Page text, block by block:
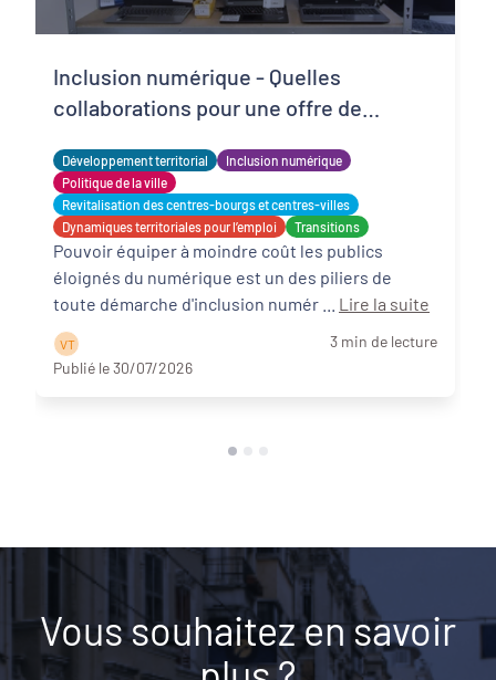
Développement territorial
Inclusion numérique
Politique de la ville
Revitalisation des centres-bourgs et centres-villes
Dynamiques territoriales pour l’emploi
Transitions
Inclusion numérique - Quelles
collaborations pour une offre de
solidaire et adaptée ?
Pouvoir équiper à moindre coût les publics
éloignés du numérique est un des piliers de
Lire la suite
V T
3 min de lecture
Publié le 30/07/2026
Vous souhaitez en savoir